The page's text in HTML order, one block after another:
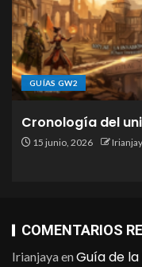
GUÍAS GW2
Cronología del
15 junio, 2026
COMENTARIOS
IrianjayaenGuía de